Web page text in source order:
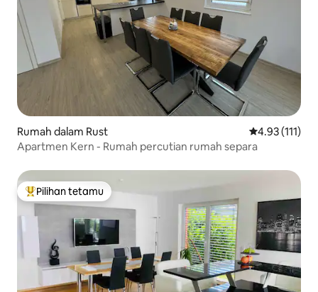
Rumah dalam Rust Penarafan
4.93 (111)
Apartmen Kern - Rumah percutian rumah separa
Pilihan utama tetamu
Pilihan tetamu